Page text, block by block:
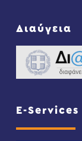
Διαύγεια
E-Services